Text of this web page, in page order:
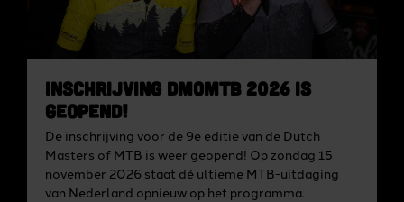
Inschrijving DMoMTB 2026 is
geopend!
De inschrijving voor de 9e editie van de Dutch
Masters of MTB is weer geopend! Op zondag 15
november 2026 staat dé ultieme MTB-uitdaging
van Nederland opnieuw op het programma.